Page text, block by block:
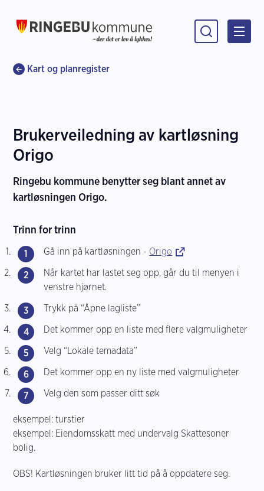
Du er her:
Kart og planregister
Brukerveiledning av kartløsning
Origo
Ringebu kommune benytter seg blant annet av
kartløsningen Origo.
Trinn for trinn
Gå inn på kartløsningen - Origo
Når kartet har lastet seg opp, går du til menyen i
venstre hjørnet.
Trykk på “Åpne lagliste”
Det kommer opp en liste med flere valgmuligheter
Velg “Lokale temadata”
Det kommer opp en ny liste med valgmuligheter
Velg den som passer ditt søk
eksempel: turstier
eksempel: Eiendomsskatt med undervalg Skattesoner
bolig.
OBS! Kartløsningen bruker litt tid på å oppdatere seg.